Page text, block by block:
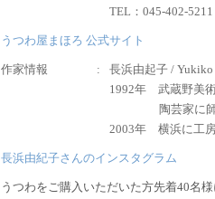
TEL：045-402-5211
うつわ屋まほろ 公式サイト
作家情報
長浜由起子 / Yukiko
1992年 武蔵野美
陶芸家に師事
2003年 横浜に工
長浜由紀子さんのインスタグラム
うつわをご購入いただいた方先着40名